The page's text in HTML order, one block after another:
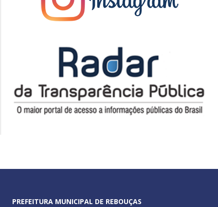
PREFEITURA MUNICIPAL DE REBOUÇAS